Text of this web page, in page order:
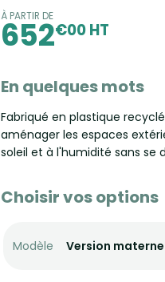
À PARTIR DE
652€00 HT
En quelques mots
Fabriqué en plastique
aménager les espaces
soleil et à l'humidité sans se
Choisir vos options
Modèle